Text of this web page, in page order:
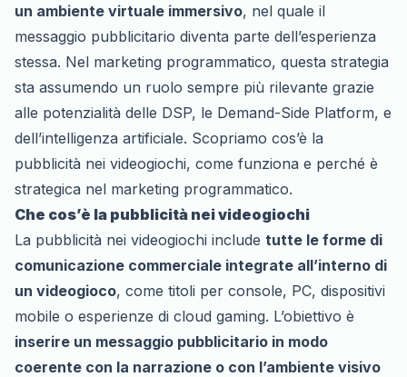
un ambiente virtuale immersivo, nel quale il
messaggio pubblicitario diventa parte dell’esperienza
stessa. Nel marketing programmatico, questa strategia
sta assumendo un ruolo sempre più rilevante grazie
alle potenzialità delle DSP, le Demand-Side Platform, e
dell’intelligenza artificiale. Scopriamo cos’è la
pubblicità nei videogiochi, come funziona e perché è
strategica nel marketing programmatico.
Che cos’è la pubblicità nei videogiochi
La pubblicità nei videogiochi include tutte le forme di
comunicazione commerciale integrate all’interno di
un videogioco, come titoli per console, PC, dispositivi
mobile o esperienze di cloud gaming. L’obiettivo è
inserire un messaggio pubblicitario in modo
coerente con la narrazione o con l’ambiente visivo